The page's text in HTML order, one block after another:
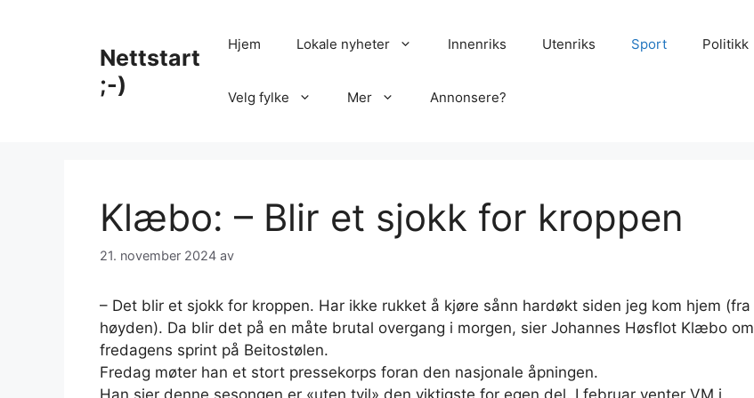
Nettstart
;-)
Hjem Lokale nyheter Innenriks Utenriks Sport Politikk
Velg fylke Mer Annonsere?
Klæbo: – Blir et sjokk for kroppen
21. november 2024 av
– Det blir et sjokk for kroppen. Har ikke rukket å kjøre sånn hardøkt siden jeg kom hjem (fra
høyden). Da blir det på en måte brutal overgang i morgen, sier Johannes Høsflot Klæbo om
fredagens sprint på Beitostølen.
Fredag møter han et stort pressekorps foran den nasjonale åpningen.